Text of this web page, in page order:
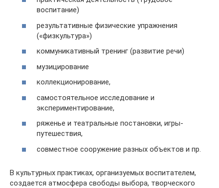
воспитание)
результативные физические упражнения
(«физкультура»)
коммуникативный тренинг (развитие речи)
музицирование
коллекционирование,
самостоятельное исследование и
экспериментирование,
ряженье и театральные постановки, игры-
путешествия,
совместное сооружение разных объектов и пр.
В культурных практиках, организуемых воспитателем,
создается атмосфера свободы выбора, творческого